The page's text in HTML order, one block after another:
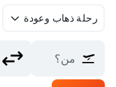
رحلة ذهاب وعودة
من؟